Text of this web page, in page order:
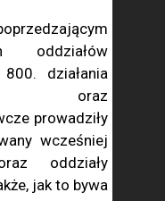
oddziałów
działania
oraz
prowadziły
wcześniej
oddziały
jak to bywa